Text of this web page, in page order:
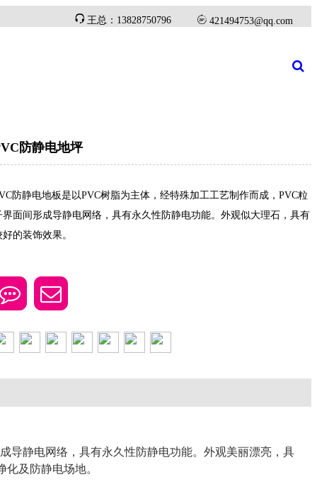
王总：13828750796 421494753@qq.com
防静电地坪
防静电地板是以PVC树脂为主体，经特殊加工工艺制作而成，PVC粒
界面间形成导静电网络，具有永久性防静电功能。外观似大理石，具有
好的装饰效果。
 
导静电网络，具有永久性防静电功能。外观美丽漂亮，具
及防静电场地。